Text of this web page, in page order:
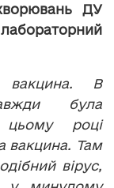
ДУ
В
була
цьому році
вакцина. Там
вірус,